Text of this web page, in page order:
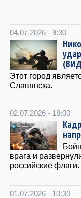
04.07.2026 - 9:30
Этот город
Славянска.
02.07.2026 - 18:00
врага и
российские флаги.
01.07.2026 - 10:30